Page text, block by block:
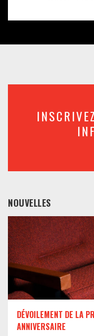
NOUVELLES
DÉVOILEMENT DE LA
ANNIVERSAIRE